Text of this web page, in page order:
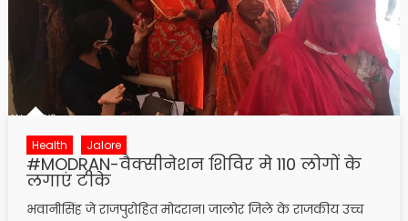
Health Jalore
#MODRAN-वैक्सीनेशन शिविर मे 110 लोगों के
लगाएं टीके
भवानीसिंह जे राजपुरोहित मोदरान। जालोर जिले के राजकीय उच्च